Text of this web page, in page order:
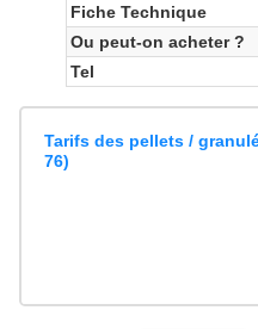
Fiche Technique
Ou peut-on acheter ?
Tel
Tarifs des pellets /
76)